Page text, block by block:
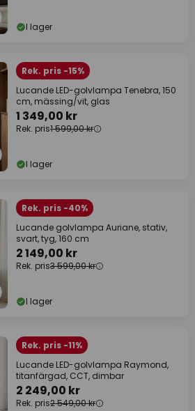
I lager
Rek. pris -15%
Lucande LED-golvlampa Tenebra, 150
cm, mässing/vit, glas
1 349,00 kr
Rek. pris1 599,00 kr
I lager
Rek. pris -40%
Lucande golvlampa Auriane, stativ,
svart, tyg, 160 cm
2 149,00 kr
Rek. pris3 599,00 kr
I lager
Rek. pris -11%
Lucande LED-golvlampa Raymond,
titanfärgad, CCT, dimbar
2 249,00 kr
Rek. pris2 549,00 kr